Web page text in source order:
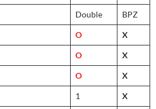
Double BPZ
O X
O X
O X
1 X